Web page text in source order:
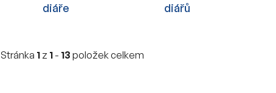
diáře
diářů
Stránka 1 z 1 - 13 položek celkem